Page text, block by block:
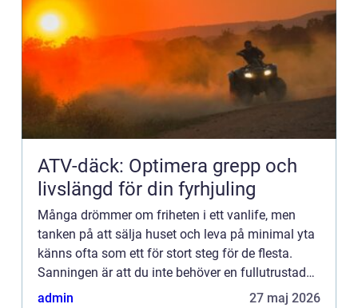
ATV-däck: Optimera grepp och
livslängd för din fyrhjuling
Många drömmer om friheten i ett vanlife, men
tanken på att sälja huset och leva på minimal yta
känns ofta som ett för stort steg för de flesta.
Sanningen är att du inte behöver en fullutrustad
husb...
admin 27 maj 2026